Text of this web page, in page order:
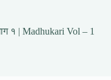
१ | Madhukari Vol – 1